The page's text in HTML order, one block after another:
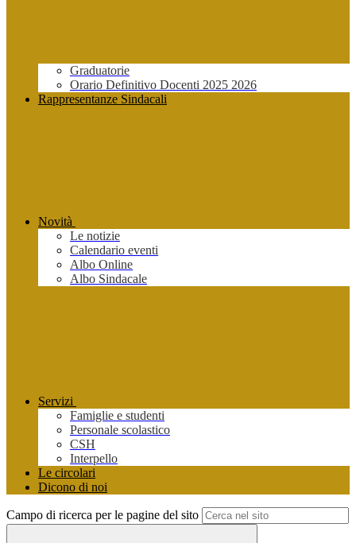
Graduatorie
Orario Definitivo Docenti 2025 2026
Rappresentanze Sindacali
Novità
Le notizie
Calendario eventi
Albo Online
Albo Sindacale
Servizi
Famiglie e studenti
Personale scolastico
CSH
Interpello
Le circolari
Dicono di noi
Campo di ricerca per le pagine del sito